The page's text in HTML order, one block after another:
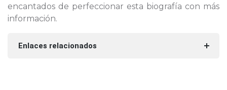
encantados de perfeccionar esta biografía con más
información.
Enlaces relacionados